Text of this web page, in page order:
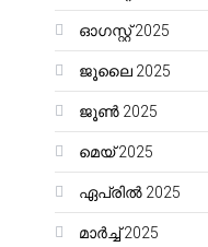
ഓഗസ്റ്റ്‌ 2025
ജൂലൈ 2025
ജൂൺ 2025
മെയ്‌ 2025
ഏപ്രിൽ 2025
മാർച്ച്‌ 2025